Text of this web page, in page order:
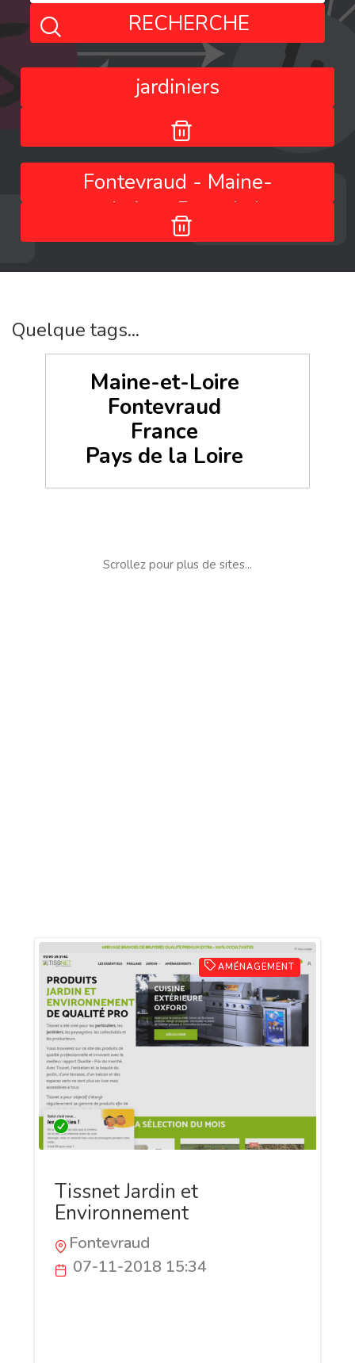
RECHERCHE
jardiniers
Fontevraud - Maine-
et-Loire - Pays de la
Loire - France
Quelque tags...
Maine-et-Loire
Fontevraud
France
Pays de la Loire
Scrollez pour plus de sites...
AMÉNAGEMENT
Tissnet Jardin et
Environnement
Fontevraud
07-11-2018 15:34